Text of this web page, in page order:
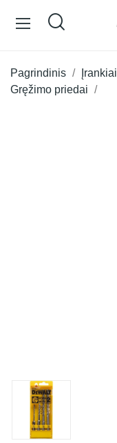
Pagrindinis Įrankiai
Gręžimo priedai